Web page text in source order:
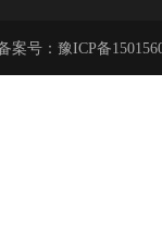
案号： 豫ICP备